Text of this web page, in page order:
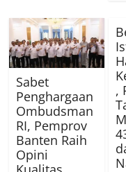
Sabet
Penghargaan
Ombudsman
RI, Pemprov
Banten Raih
Opini
,